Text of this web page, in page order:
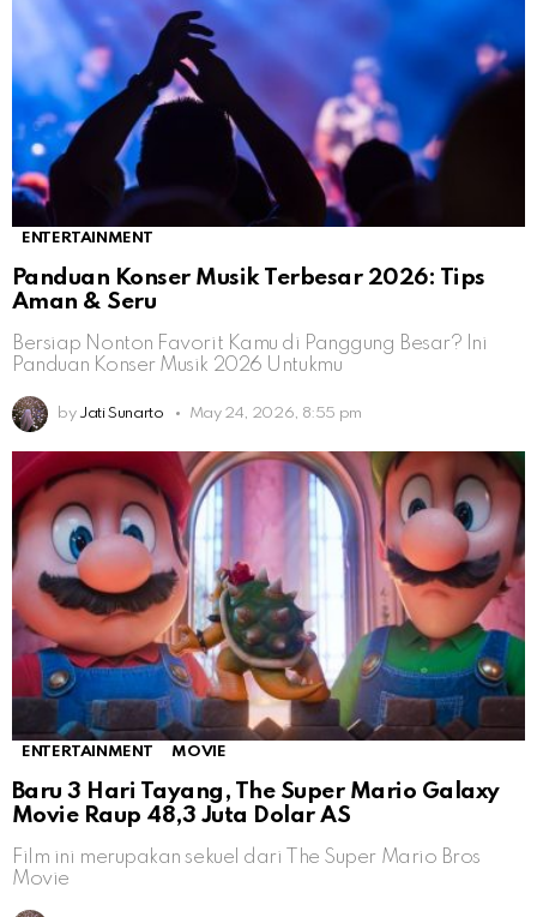
ENTERTAINMENT
Panduan Konser Musik Terbesar 2026: Tips
Aman & Seru
Bersiap Nonton Favorit Kamu di Panggung Besar? Ini
Panduan Konser Musik 2026 Untukmu
by Jati Sunarto May 24, 2026, 8:55 pm
ENTERTAINMENT MOVIE
Baru 3 Hari Tayang, The Super Mario Galaxy
Movie Raup 48,3 Juta Dolar AS
Film ini merupakan sekuel dari The Super Mario Bros
Movie